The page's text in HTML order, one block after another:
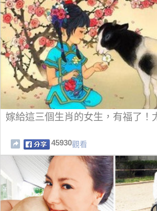
嫁給這三個生肖的女生，有福了！
45930觀看